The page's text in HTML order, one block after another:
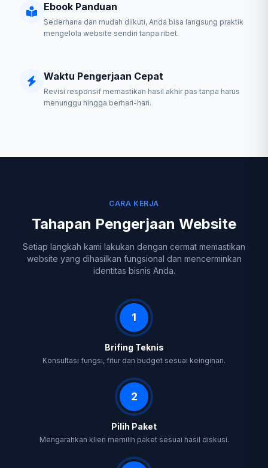
Ebook Panduan
Sederhana dan mudah diikuti, Anda bisa langsung praktik
mengelola website sendiri tanpa ribet.
Waktu Pengerjaan Cepat
Revisi responsif memastikan hasil akhir pas tanpa harus
menunggu hingga berhari-hari.
CARA KERJA
Tahapan Pengerjaan Website
Setiap langkah kami lakukan dengan cermat memastikan
website yang dihasilkan fungsional dan mencerminkan
identitas bisnis Anda.
1
Brifing Teknis
Konsultasi fungsi, fitur dan budget sesuai keinginan.
2
Pilih Paket
Mengarahkan klien memilih paket sesuai hasil diskusi.